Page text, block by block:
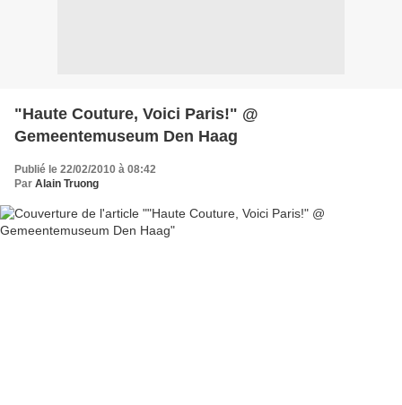
"Haute Couture, Voici Paris!" @
Gemeentemuseum Den Haag
Publié le 22/02/2010 à 08:42
Par Alain Truong